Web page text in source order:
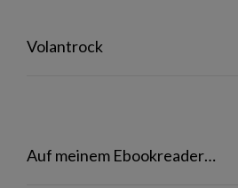
Volantrock
Auf meinem Ebookreader…